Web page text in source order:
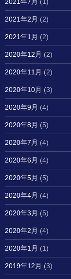
2021年7月 (1)
2021年2月 (2)
2021年1月 (2)
2020年12月 (2)
2020年11月 (2)
2020年10月 (3)
2020年9月 (4)
2020年8月 (5)
2020年7月 (4)
2020年6月 (4)
2020年5月 (5)
2020年4月 (4)
2020年3月 (5)
2020年2月 (4)
2020年1月 (1)
2019年12月 (3)